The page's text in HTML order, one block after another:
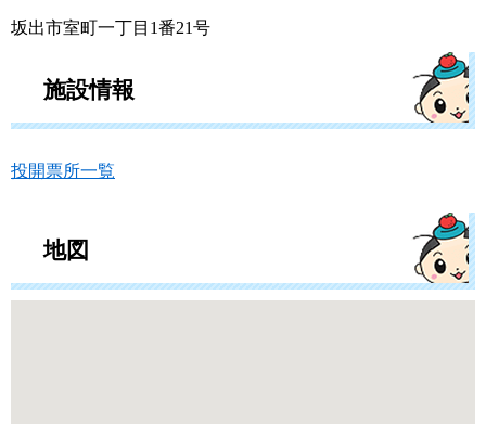
坂出市室町一丁目1番21号
施設情報
投開票所一覧
地図